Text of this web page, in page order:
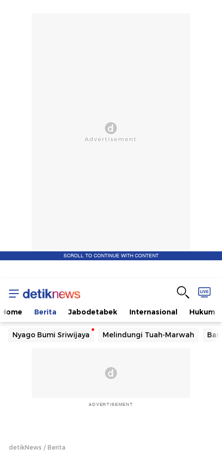
SCROLL TO CONTINUE WITH CONTENT
Home Berita Jabodetabek Internasional Hukum
Nyago Bumi Sriwijaya Melindungi Tuah-Marwah
ADVERTISEMENT
detikNews Berita